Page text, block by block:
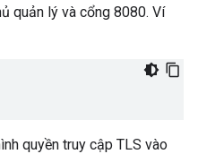
quản lý và cổng 8080. Ví
quyền truy cập TLS vào